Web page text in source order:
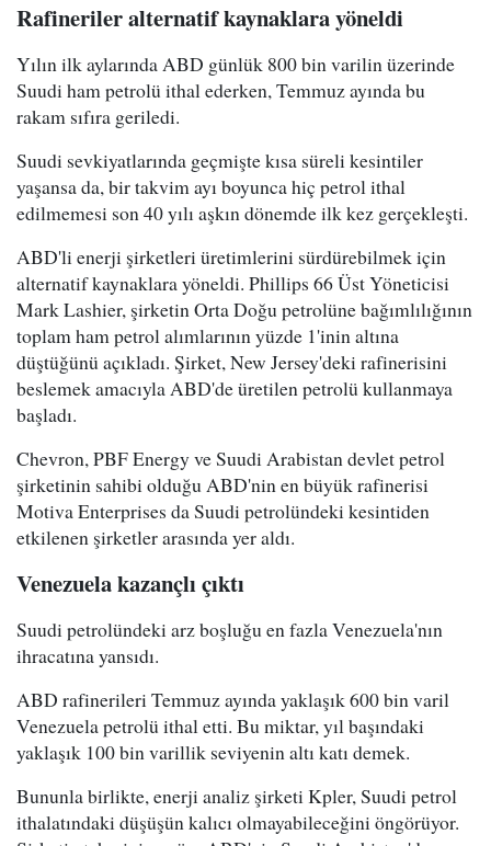
Rafineriler alternatif kaynaklara yöneldi
Yılın ilk aylarında ABD günlük 800 bin varilin üzerinde
Suudi ham petrolü ithal ederken, Temmuz ayında bu
rakam sıfıra geriledi.
Suudi sevkiyatlarında geçmişte kısa süreli kesintiler
yaşansa da, bir takvim ayı boyunca hiç petrol ithal
edilmemesi son 40 yılı aşkın dönemde ilk kez gerçekleşti.
ABD'li enerji şirketleri üretimlerini sürdürebilmek için
alternatif kaynaklara yöneldi. Phillips 66 Üst Yöneticisi
Mark Lashier, şirketin Orta Doğu petrolüne bağımlılığının
toplam ham petrol alımlarının yüzde 1'inin altına
düştüğünü açıkladı. Şirket, New Jersey'deki rafinerisini
beslemek amacıyla ABD'de üretilen petrolü kullanmaya
başladı.
Chevron, PBF Energy ve Suudi Arabistan devlet petrol
şirketinin sahibi olduğu ABD'nin en büyük rafinerisi
Motiva Enterprises da Suudi petrolündeki kesintiden
etkilenen şirketler arasında yer aldı.
Venezuela kazançlı çıktı
Suudi petrolündeki arz boşluğu en fazla Venezuela'nın
ihracatına yansıdı.
ABD rafinerileri Temmuz ayında yaklaşık 600 bin varil
Venezuela petrolü ithal etti. Bu miktar, yıl başındaki
yaklaşık 100 bin varillik seviyenin altı katı demek.
Bununla birlikte, enerji analiz şirketi Kpler, Suudi petrol
ithalatındaki düşüşün kalıcı olmayabileceğini öngörüyor.